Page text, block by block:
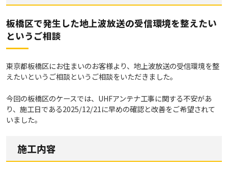
板橋区で発生した地上波放送の受信環境を整えたい
というご相談
東京都板橋区にお住まいのお客様より、地上波放送の受信環境を整
えたいというご相談というご相談をいただきました。
今回の板橋区のケースでは、UHFアンテナ工事に関する不安があ
り、施工日である2025/12/21に早めの確認と改善をご希望されて
いました。
施工内容